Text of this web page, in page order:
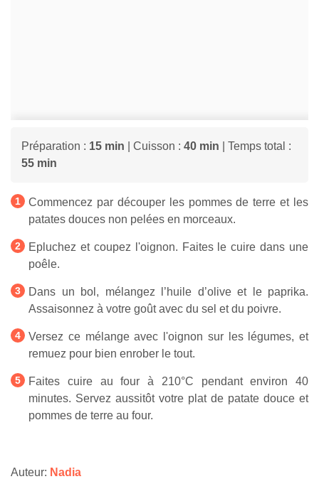
Préparation : 15 min | Cuisson : 40 min | Temps total :
55 min
Commencez par découper les pommes de terre et les
patates douces non pelées en morceaux.
Epluchez et coupez l'oignon. Faites le cuire dans une
poêle.
Dans un bol, mélangez l’huile d’olive et le paprika.
Assaisonnez à votre goût avec du sel et du poivre.
Versez ce mélange avec l'oignon sur les légumes, et
remuez pour bien enrober le tout.
Faites cuire au four à 210°C pendant environ 40
minutes. Servez aussitôt votre plat de patate douce et
pommes de terre au four.
Auteur: Nadia